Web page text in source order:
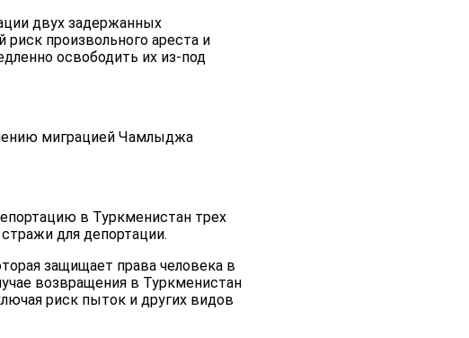
двух задержанных
произвольного ареста и
освободить их из-под
миграцией Чамлыджа
в Туркменистан трех
для депортации.
защищает права человека в
возвращения в Туркменистан
риск пыток и других видов